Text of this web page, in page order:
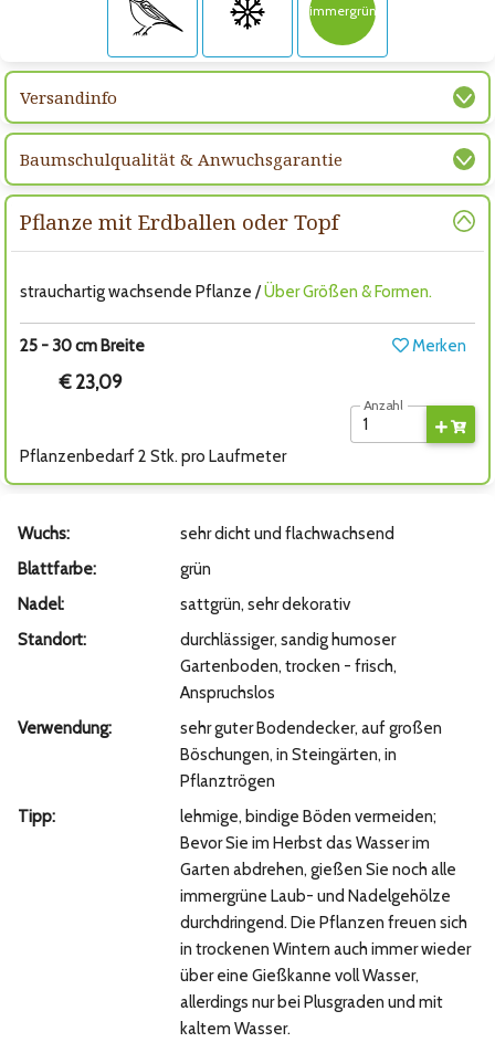
immergrün
Versandinfo
Baumschulqualität & Anwuchsgarantie
Pflanze mit Erdballen oder Topf
strauchartig wachsende Pflanze /Über Größen & Formen.
25 - 30 cm Breite Merken
€ 23,09
Anzahl
Pflanzenbedarf 2 Stk. pro Laufmeter
Wuchs:
sehr dicht und flachwachsend
Blattfarbe:
grün
Nadel:
sattgrün, sehr dekorativ
Standort:
durchlässiger, sandig humoser
Gartenboden, trocken - frisch,
Anspruchslos
Verwendung:
sehr guter Bodendecker, auf großen
Böschungen, in Steingärten, in
Pflanztrögen
Tipp:
lehmige, bindige Böden vermeiden;
Bevor Sie im Herbst das Wasser im
Garten abdrehen, gießen Sie noch alle
immergrüne Laub- und Nadelgehölze
durchdringend. Die Pflanzen freuen sich
in trockenen Wintern auch immer wieder
über eine Gießkanne voll Wasser,
allerdings nur bei Plusgraden und mit
kaltem Wasser.